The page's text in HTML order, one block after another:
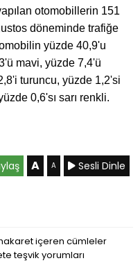
otomobillerin 151
döneminde trafiğe
yüzde 40,9'u
mavi, yüzde 7,4'ü
turuncu, yüzde 1,2'si
0,6'sı sarı renkli.
A A Sesli Dinle
içeren cümleler
teşvik yorumları